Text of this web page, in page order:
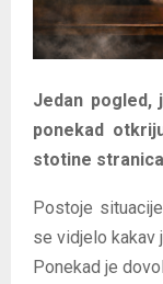
U
Jedan pogled,
ponekad
stotine
Postoje
se vidjelo kakav
Ponekad je